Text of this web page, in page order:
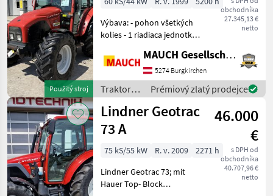
Použitý stroj
obchodníka
27.345,13 €
netto
Výbava: - pohon všetkých
kolies - 1 riadiaca jednotka
- mechanické horné
rameno - ťažné zariadenie -
podložné kliny - 2 pracovné
svetlom
MAUCH Gesellschaft m.b.H. & Co.KG
5274 Burgkirchen
Traktory /
Lindner
Prémiový zlatý prodejce
Lindner Geotrac
73 A
46.000
€
s DPH od
obchodníka
40.707,96 €
netto
75 kS/55 kW R. v. 2009
2271 h
Lindner Geotrac 73; mit
Hauer Top- Block